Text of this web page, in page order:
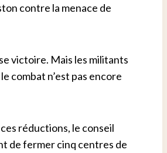
contre la menace de
victoire. Mais les militants
combat n’est pas encore
réductions, le conseil
de fermer cinq centres de